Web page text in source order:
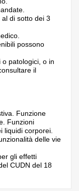
di sotto dei 3
possono
patologici, o in
il
Funzione
Funzioni
liquidi corporei.
delle vie
gli effetti
CUDN del 18